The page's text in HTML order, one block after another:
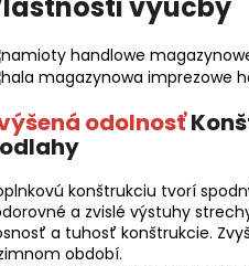
výučby
odolnosť
konštrukciu tvorí
a zvislé výstuhy
a tuhosť konštrukcie.
období.